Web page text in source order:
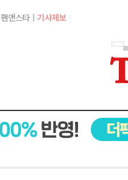
팬앤스타 기사제보